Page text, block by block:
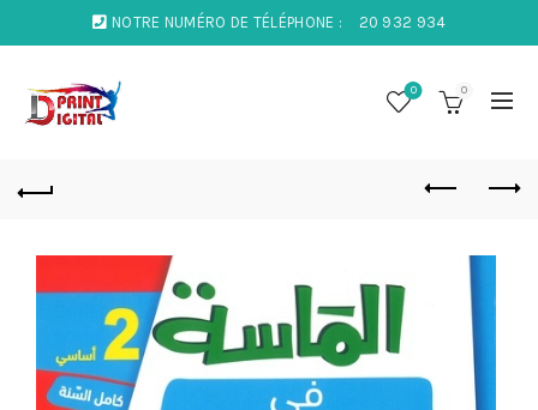
NOTRE NUMÉRO DE TÉLÉPHONE : 20 932 934
0 0